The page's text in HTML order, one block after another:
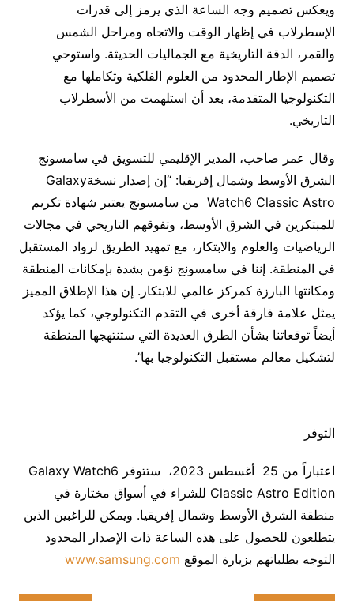
ويعكس تصميم وجه الساعة الذي يرمز إلى قدرات
الإسطرلاب في إظهار الوقت والاتجاه ومراحل الشمس
والقمر، الدقة التاريخية مع الجماليات الحديثة. واستوحي
تصميم الإطار المحدود من العلوم الفلكية وتكاملها مع
التكنولوجيا المتقدمة، بعد أن استلهمت من الأسطرلاب
التاريخي.
وقال عمر صاحب، المدير الإقليمي للتسويق في سامسونج
الشرق الأوسط وشمال إفريقيا: “إن إصدار نسخةGalaxy
Watch6 Classic Astro من سامسونج يعتبر شهادة تكريم
للمبتكرين في الشرق الأوسط، وتفوقهم التاريخي في مجالات
الرياضيات والعلوم والابتكار، مع تمهيد الطريق لرواد المستقبل
في المنطقة. إننا في سامسونج نؤمن بشدة بإمكانات المنطقة
ومكانتها البارزة كمركز عالمي للابتكار. إن هذا الإطلاق المميز
يمثل علامة فارقة أخرى في التقدم التكنولوجي، كما يؤكد
أيضاً توقعاتنا بشأن الطرق العديدة التي ستنتهجها المنطقة
لتشكيل معالم مستقبل التكنولوجيا بها”.
التوفر
اعتباراً من 25 أغسطس 2023، ستتوفر Galaxy Watch6
Classic Astro Edition للشراء في أسواق مختارة في
منطقة الشرق الأوسط وشمال إفريقيا. ويمكن للراغبين الذين
يتطلعون للحصول على هذه الساعة ذات الإصدار المحدود
التوجه بطلباتهم بزيارة الموقع www.samsung.com